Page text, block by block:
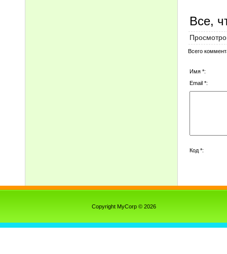
Все,
Всего
Имя *:
Email *:
Код *:
Copyright MyCorp © 2026